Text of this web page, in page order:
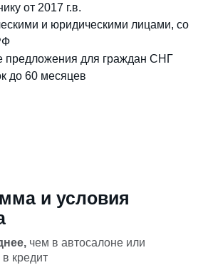
от 2017 г.в.
и юридическими лицами, со
предложения для граждан СНГ
до 60 месяцев
и условия
чем в автосалоне или
в кредит